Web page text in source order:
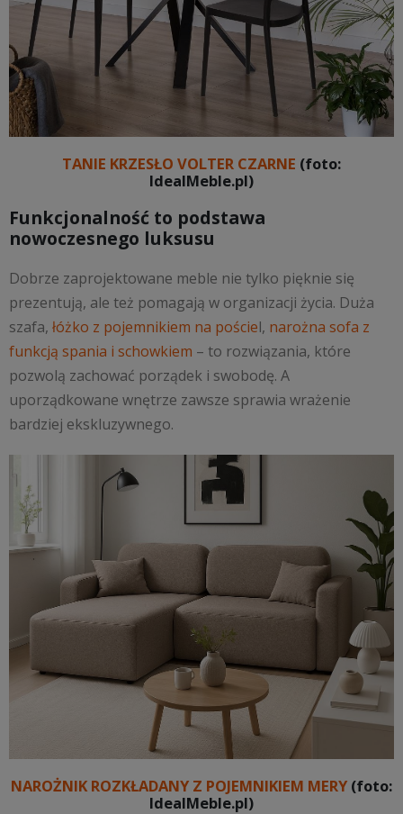
TANIE KRZESŁO VOLTER CZARNE (foto:
IdealMeble.pl)
Funkcjonalność to podstawa
nowoczesnego luksusu
Dobrze zaprojektowane meble nie tylko pięknie się
prezentują, ale też pomagają w organizacji życia. Duża
szafa, łóżko z pojemnikiem na pościel, narożna sofa z
funkcją spania i schowkiem – to rozwiązania, które
pozwolą zachować porządek i swobodę. A
uporządkowane wnętrze zawsze sprawia wrażenie
bardziej ekskluzywnego.
NAROŻNIK ROZKŁADANY Z POJEMNIKIEM MERY (foto:
IdealMeble.pl)